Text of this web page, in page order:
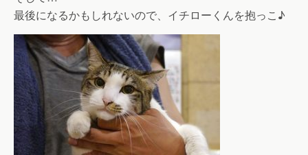
最後になるかもしれないので、イチローくんを抱っこ♪